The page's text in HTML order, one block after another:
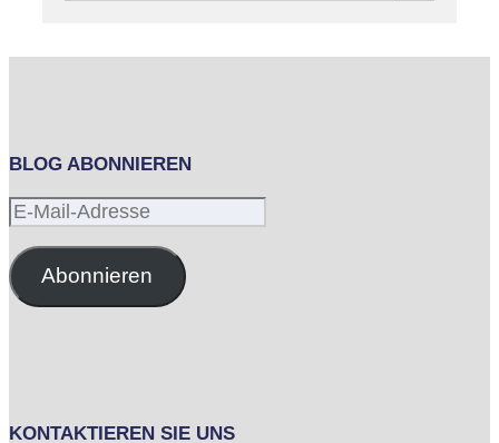
BLOG ABONNIEREN
E-
AdresseAbonnieren
KONTAKTIEREN SIE UNS